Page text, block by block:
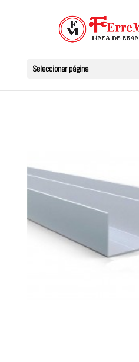
Seleccionar página